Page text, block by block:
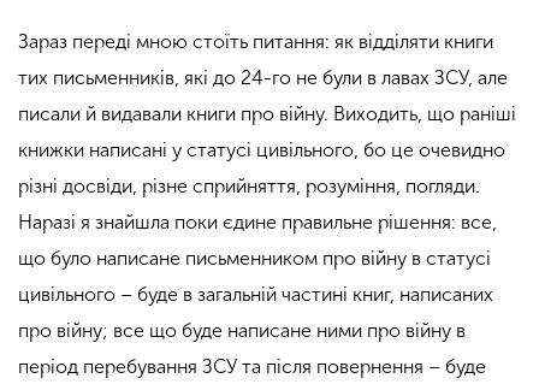
Зараз переді мною стоїть питання: як відділяти книги
тих письменників, які до 24-го не були в лавах ЗСУ, але
писали й видавали книги про війну. Виходить, що раніші
книжки написані у статусі цивільного, бо це очевидно
різні досвіди, різне сприйняття, розуміння, погляди.
Наразі я знайшла поки єдине правильне рішення: все,
що було написане письменником про війну в статусі
цивільного – буде в загальній частині книг, написаних
про війну; все що буде написане ними про війну в
період перебування ЗСУ та після повернення – буде